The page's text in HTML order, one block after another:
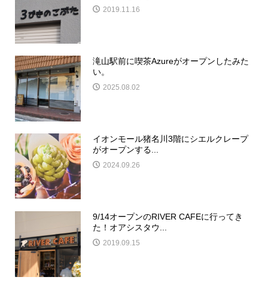
2019.11.16
滝山駅前に喫茶Azureがオープンしたみた
い。
2025.08.02
イオンモール猪名川3階にシエルクレープ
がオープンする...
2024.09.26
9/14オープンのRIVER CAFEに行ってき
た！オアシスタウ...
2019.09.15